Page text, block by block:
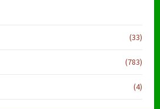
(33)
(783)
(4)